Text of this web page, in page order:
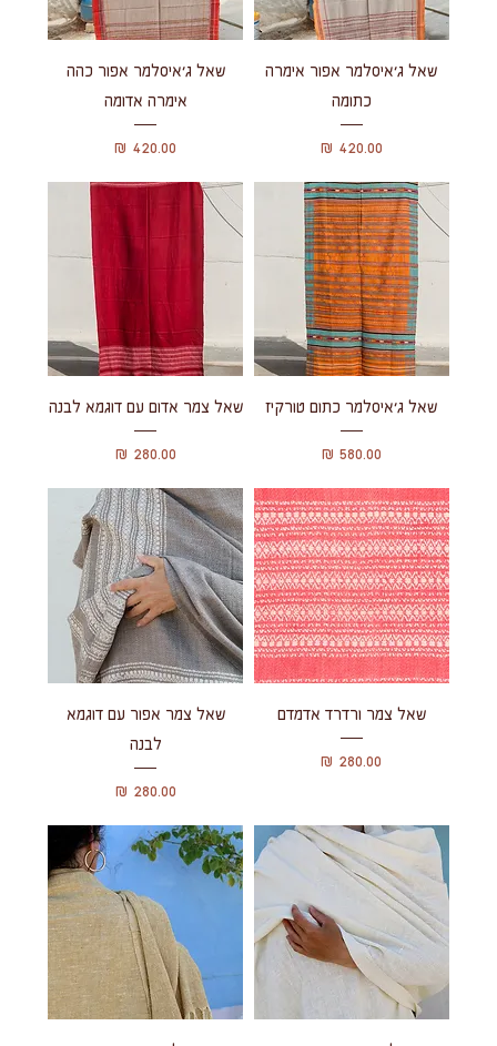
שאל ג'איסלמר אפור אימרה
כתומה
מחיר
שאל ג'איסלמר אפור כהה
אימרה אדומה
מחיר
שאל ג'איסלמר כתום טורקיז
מחיר
שאל צמר אדום עם דוגמא לבנה
מחיר
שאל צמר ורדרד אדמדם
מחיר
שאל צמר אפור עם דוגמא
לבנה
מחיר